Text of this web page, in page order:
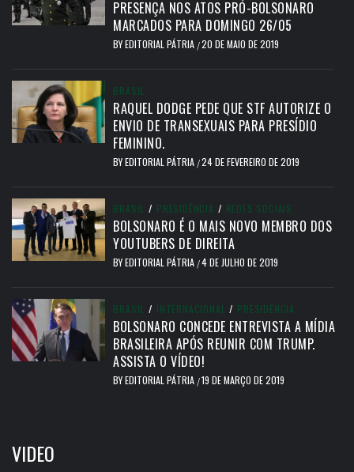
PRESENÇA NOS ATOS PRÓ-BOLSONARO
MARCADOS PARA DOMINGO 26/05
BYEDITORIAL PÁTRIA /20 DE MAIO DE 2019
BRASIL
RAQUEL DODGE PEDE QUE STF AUTORIZE O
ENVIO DE TRANSEXUAIS PARA PRESÍDIO
FEMININO.
BYEDITORIAL PÁTRIA /24 DE FEVEREIRO DE 2019
BRASIL / PRESIDÊNCIA / REDES SOCIAIS
BOLSONARO É O MAIS NOVO MEMBRO DOS
YOUTUBERS DE DIREITA
BYEDITORIAL PÁTRIA /4 DE JULHO DE 2019
BRASIL / INTERNACIONAL / PRESIDÊNCIA
BOLSONARO CONCEDE ENTREVISTA A MÍDIA
BRASILEIRA APÓS REUNIR COM TRUMP.
ASSISTA O VÍDEO!
BYEDITORIAL PÁTRIA /19 DE MARÇO DE 2019
VIDEO